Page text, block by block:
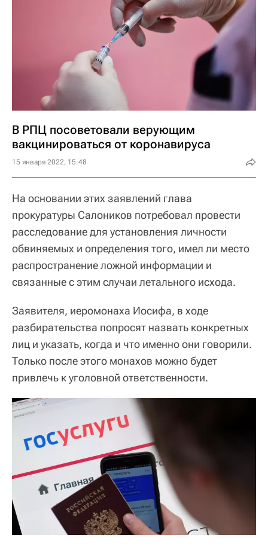
В РПЦ посоветовали верующим
вакцинироваться от коронавируса
15 января 2022, 15:48
На основании этих заявлений глава
прокуратуры Салоников потребовал провести
расследование для установления личности
обвиняемых и определения того, имел ли место
распространение ложной информации и
связанные с этим случаи летального исхода.
Заявителя, иеромонаха Иосифа, в ходе
разбирательства попросят назвать конкретных
лиц и указать, когда и что именно они говорили.
Только после этого монахов можно будет
привлечь к уголовной ответственности.